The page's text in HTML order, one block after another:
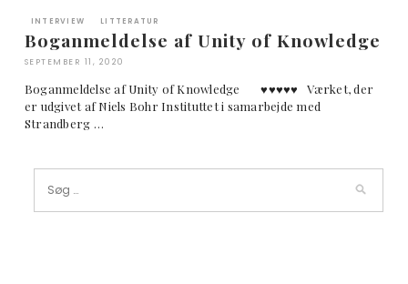
INTERVIEW LITTERATUR
Boganmeldelse af Unity of Knowledge
SEPTEMBER 11, 2020
Boganmeldelse af Unity of Knowledge ♥︎♥︎♥︎♥︎♥︎ Værket, der
er udgivet af Niels Bohr Instituttet i samarbejde med
Strandberg …